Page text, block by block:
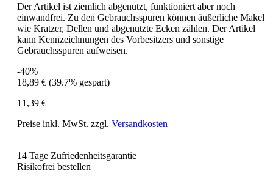
Der Artikel ist ziemlich abgenutzt, funktioniert aber noch
einwandfrei. Zu den Gebrauchsspuren können äußerliche Makel
wie Kratzer, Dellen und abgenutzte Ecken zählen. Der Artikel
kann Kennzeichnungen des Vorbesitzers und sonstige
Gebrauchsspuren aufweisen.
-40%
18,89 € (39.7% gespart)
11,39 €
Preise inkl. MwSt. zzgl. Versandkosten
14 Tage Zufriedenheitsgarantie
Risikofrei bestellen